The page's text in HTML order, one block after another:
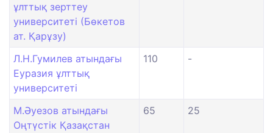
ұлттық зерттеу
университеті (Бөкетов
ат. Қарұзу)
Л.Н.Гумилев атындағы
Еуразия ұлттық
университеті
110 -
М.Әуезов атындағы
Оңтүстік Қазақстан
65 25